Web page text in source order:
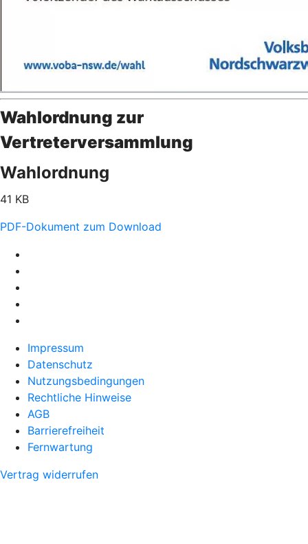
Wahlordnung zur
Vertreterversammlung
Wahlordnung
41 KB
PDF-Dokument zum Download
Impressum
Datenschutz
Nutzungsbedingungen
Rechtliche Hinweise
AGB
Barrierefreiheit
Fernwartung
Vertrag widerrufen